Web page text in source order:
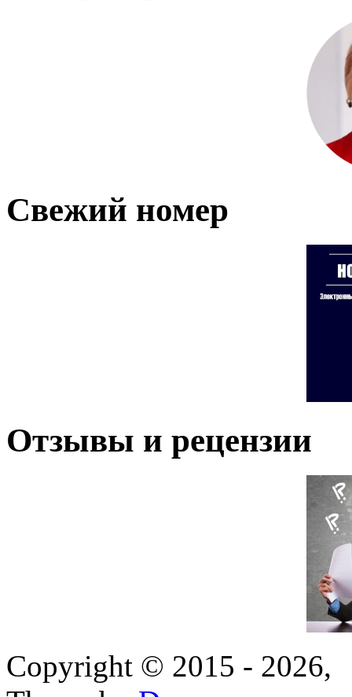
Свежий номер
Отзывы и рецензии
Copyright © 2015 - 2026,